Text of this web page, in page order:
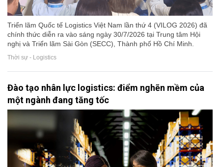
Triển lãm Quốc tế Logistics Việt Nam lần thứ 4 (VILOG 2026) đã
chính thức diễn ra vào sáng ngày 30/7/2026 tại Trung tâm Hội
nghị và Triển lãm Sài Gòn (SECC), Thành phố Hồ Chí Minh.
Thời sự - Logistics
Đào tạo nhân lực logistics: điểm nghẽn mềm của
một ngành đang tăng tốc